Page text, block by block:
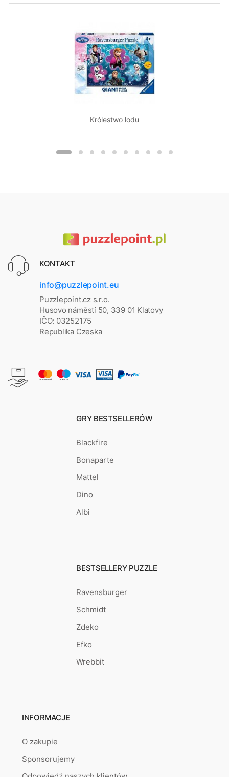
Królestwo lodu
KONTAKT
info@puzzlepoint.eu
Puzzlepoint.cz s.r.o.
Husovo náměstí 50, 339 01 Klatovy
IČO: 03252175
Republika Czeska
GRY BESTSELLERÓW
Blackfire
Bonaparte
Mattel
Dino
Albi
BESTSELLERY PUZZLE
Ravensburger
Schmidt
Zdeko
Efko
Wrebbit
INFORMACJE
O zakupie
Sponsorujemy